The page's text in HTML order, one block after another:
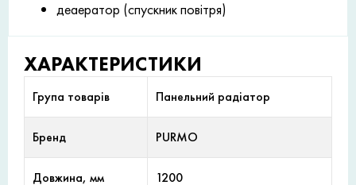
деаератор (спускник повітря)
ХАРАКТЕРИСТИКИ
Група товарів Панельний радіатор
Бренд PURMO
Довжина, мм 1200